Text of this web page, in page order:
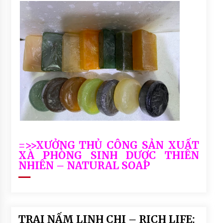
=>>XƯỞNG THỦ CÔNG SẢN XUẤT
XÀ PHÒNG SINH DƯỢC THIÊN
NHIÊN – NATURAL SOAP
TRẠI NẤM LINH CHI – RICH LIFE: